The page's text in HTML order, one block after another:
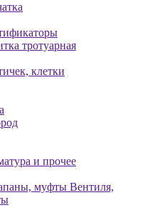
тротуарная
клетки
и прочее
Вентиля,